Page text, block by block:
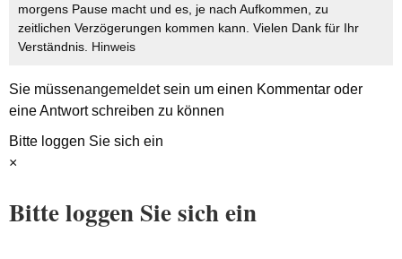
morgens Pause macht und es, je nach Aufkommen, zu
zeitlichen Verzögerungen kommen kann. Vielen Dank für Ihr
Verständnis. Hinweis
Sie müssenangemeldetsein um einen Kommentar oder
eine Antwort schreiben zu können
Bitte loggen Sie sich ein
×
Bitte loggen Sie sich ein